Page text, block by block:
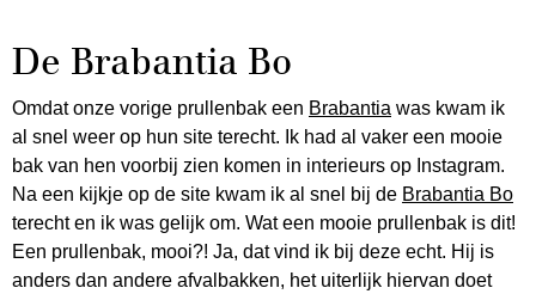
De Brabantia Bo
Omdat onze vorige prullenbak een Brabantia was kwam ik
al snel weer op hun site terecht. Ik had al vaker een mooie
bak van hen voorbij zien komen in interieurs op Instagram.
Na een kijkje op de site kwam ik al snel bij de Brabantia Bo
terecht en ik was gelijk om. Wat een mooie prullenbak is dit!
Een prullenbak, mooi?! Ja, dat vind ik bij deze echt. Hij is
anders dan andere afvalbakken, het uiterlijk hiervan doet